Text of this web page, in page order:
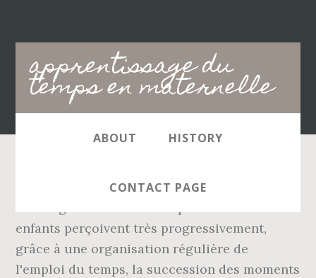
apprentissage du
temps en maternelle
Main
navigation
ABOUT HISTORY
CONTACT PAGE
Extrait du BO du 19 juin 2008 Programmes
enfants perçoivent très progressivement,
grâce à une organisation régulière de
l'emploi du temps, la succession des moments